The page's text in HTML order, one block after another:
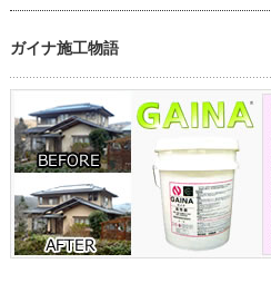
ガイナ施工物語